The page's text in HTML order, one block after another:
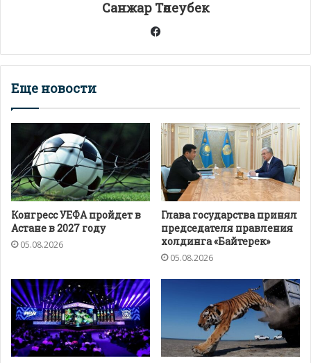
ь
Санжар Төлеубек
Facebook
Еще новости
Конгресс УЕФА пройдет в
Астане в 2027 году
05.08.2026
Глава государства принял
председателя правления
холдинга «Байтерек»
05.08.2026